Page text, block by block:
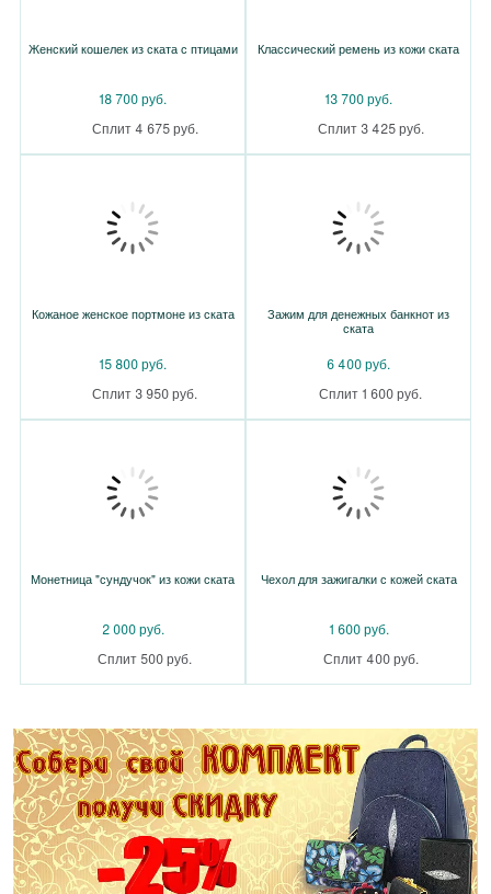
Женский кошелек из ската с птицами
18 700 руб.
Сплит 4 675 руб.
Классический ремень из кожи ската
13 700 руб.
Сплит 3 425 руб.
Кожаное женское портмоне из ската
15 800 руб.
Сплит 3 950 руб.
Зажим для денежных банкнот из
ската
6 400 руб.
Сплит 1 600 руб.
Монетница "сундучок" из кожи ската
2 000 руб.
Сплит 500 руб.
Чехол для зажигалки с кожей ската
1 600 руб.
Сплит 400 руб.